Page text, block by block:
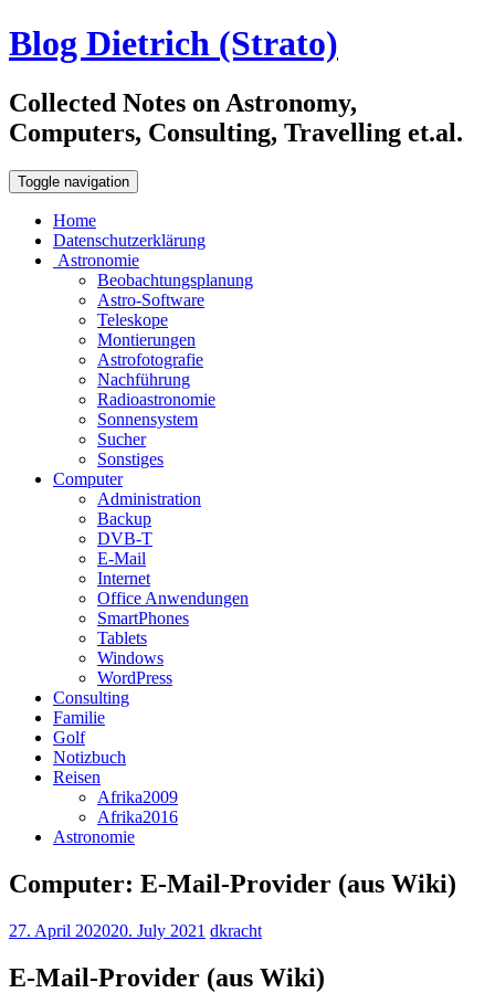
Blog Dietrich (Strato)
Collected Notes on Astronomy,
Computers, Consulting, Travelling et.al.
Toggle navigation
Home
Datenschutzerklärung
Astronomie
Beobachtungsplanung
Astro-Software
Teleskope
Montierungen
Astrofotografie
Nachführung
Radioastronomie
Sonnensystem
Sucher
Sonstiges
Computer
Administration
Backup
DVB-T
E-Mail
Internet
Office Anwendungen
SmartPhones
Tablets
Windows
WordPress
Consulting
Familie
Golf
Notizbuch
Reisen
Afrika2009
Afrika2016
Astronomie
Computer: E-Mail-Provider (aus Wiki)
27. April 202020. July 2021 dkracht
E-Mail-Provider (aus Wiki)